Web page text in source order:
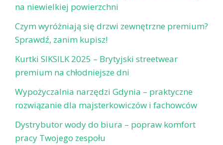
na niewielkiej powierzchni
Czym wyróżniają się drzwi zewnętrzne premium?
Sprawdź, zanim kupisz!
Kurtki SIKSILK 2025 – Brytyjski streetwear
premium na chłodniejsze dni
Wypożyczalnia narzędzi Gdynia – praktyczne
rozwiązanie dla majsterkowiczów i fachowców
Dystrybutor wody do biura – popraw komfort
pracy Twojego zespołu